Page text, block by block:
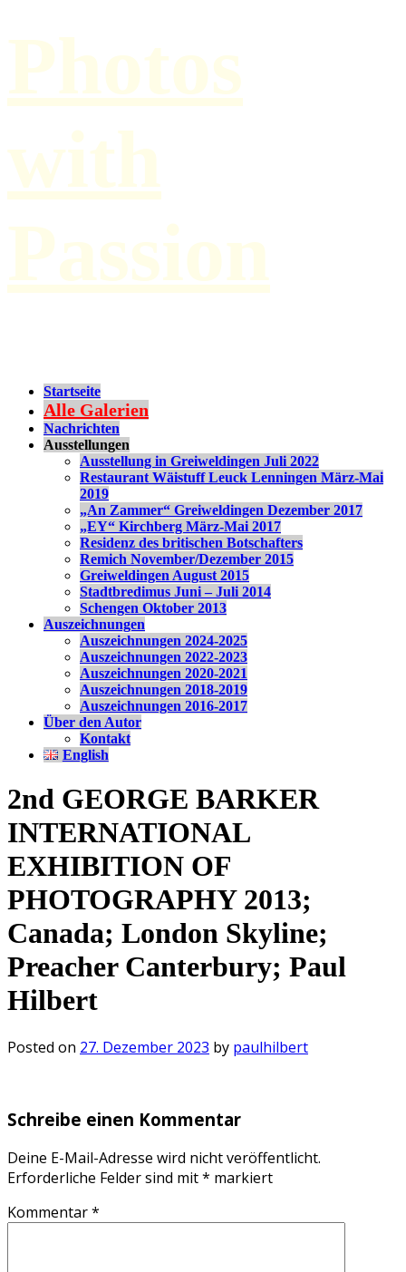
Photos
with
Passion
Startseite
Alle Galerien
Nachrichten
Ausstellungen
Ausstellung in Greiweldingen Juli 2022
Restaurant Wäistuff Leuck Lenningen März-Mai
2019
„An Zammer“ Greiweldingen Dezember 2017
„EY“ Kirchberg März-Mai 2017
Residenz des britischen Botschafters
Remich November/Dezember 2015
Greiweldingen August 2015
Stadtbredimus Juni – Juli 2014
Schengen Oktober 2013
Auszeichnungen
Auszeichnungen 2024-2025
Auszeichnungen 2022-2023
Auszeichnungen 2020-2021
Auszeichnungen 2018-2019
Auszeichnungen 2016-2017
Über den Autor
Kontakt
English
2nd GEORGE BARKER
INTERNATIONAL
EXHIBITION OF
PHOTOGRAPHY 2013;
Canada; London Skyline;
Preacher Canterbury; Paul
Hilbert
Posted on 27. Dezember 2023 by paulhilbert
Schreibe einen Kommentar
Deine E-Mail-Adresse wird nicht veröffentlicht.
Erforderliche Felder sind mit* markiert
Kommentar*